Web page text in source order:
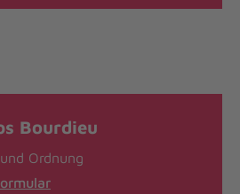
Bourdieu
Ordnung